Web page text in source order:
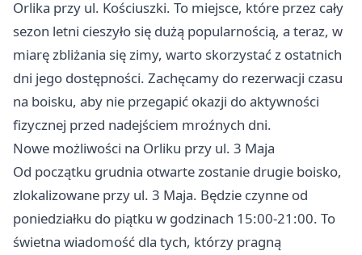
Orlika przy ul. Kościuszki. To miejsce, które przez cały
sezon letni cieszyło się dużą popularnością, a teraz, w
miarę zbliżania się zimy, warto skorzystać z ostatnich
dni jego dostępności. Zachęcamy do rezerwacji czasu
na boisku, aby nie przegapić okazji do aktywności
fizycznej przed nadejściem mroźnych dni.
Nowe możliwości na Orliku przy ul. 3 Maja
Od początku grudnia otwarte zostanie drugie boisko,
zlokalizowane przy ul. 3 Maja. Będzie czynne od
poniedziałku do piątku w godzinach 15:00-21:00. To
świetna wiadomość dla tych, którzy pragną